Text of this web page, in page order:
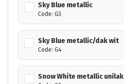
Sky Blue metallic
Code: G3
Sky Blue metallic/dak wit
Code: G4
Snow White metallic unilak